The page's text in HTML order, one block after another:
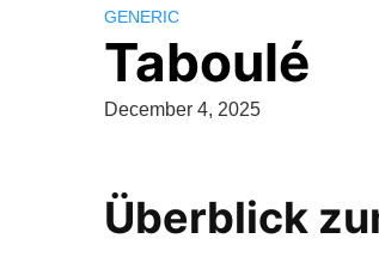
GENERIC
Taboulé
December 4, 2025
Überblick